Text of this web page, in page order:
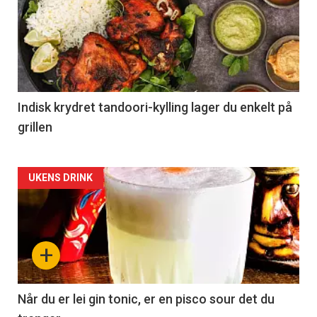
Indisk krydret tandoori-kylling lager du enkelt på
grillen
Forsiden
akkurat
nå
-
2
+
UKENS DRINK
Når du er lei gin tonic, er en pisco sour det du